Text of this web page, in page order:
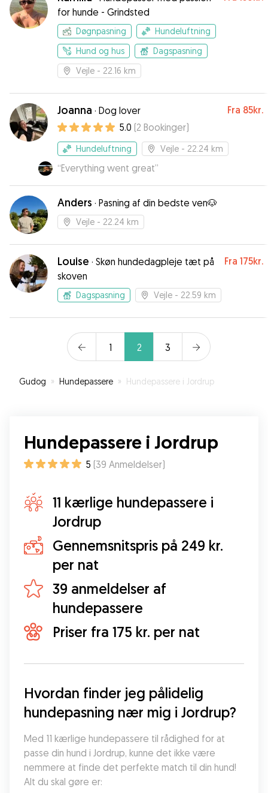
for hunde - Grindsted
Døgnpasning
Hundeluftning
Hund og hus
Dagspasning
Vejle - 22.16 km
Joanna · Dog lover Fra 85kr.
5.0 (2 Bookinger)
Hundeluftning Vejle - 22.24 km
“Everything went great”
Anders · Pasning af din bedste ven🐶
Vejle - 22.24 km
Louise · Skøn hundedagpleje tæt på
skoven
Fra 175kr.
Dagspasning Vejle - 22.59 km
1 2 3
Gudog » Hundepassere » Hundepassere i Jordrup
Hundepassere i Jordrup
5 (39 Anmeldelser)
11 kærlige hundepassere i
Jordrup
Gennemsnitspris på 249 kr.
per nat
39 anmeldelser af
hundepassere
Priser fra 175 kr. per nat
Hvordan finder jeg pålidelig
hundepasning nær mig i Jordrup?
Med 11 kærlige hundepassere til rådighed for at
passe din hund i Jordrup, kunne det ikke være
nemmere at finde det perfekte match til din hund!
Alt du skal gøre er: